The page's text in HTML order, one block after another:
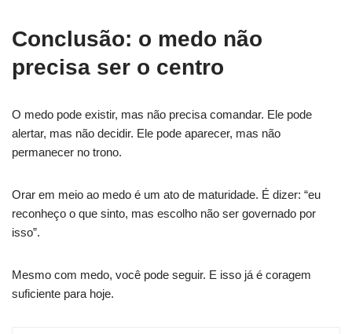
Conclusão: o medo não
precisa ser o centro
O medo pode existir, mas não precisa comandar. Ele pode
alertar, mas não decidir. Ele pode aparecer, mas não
permanecer no trono.
Orar em meio ao medo é um ato de maturidade. É dizer: “eu
reconheço o que sinto, mas escolho não ser governado por
isso”.
Mesmo com medo, você pode seguir. E isso já é coragem
suficiente para hoje.